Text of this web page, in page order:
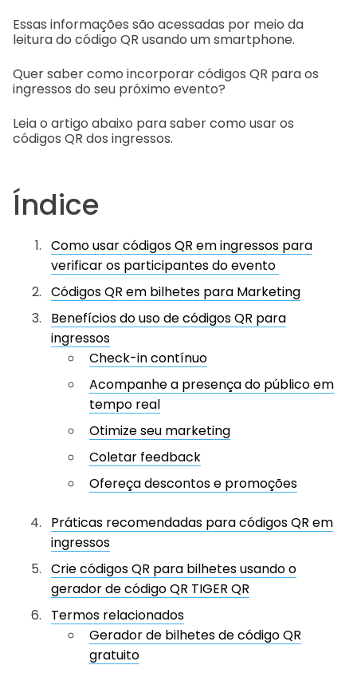
Essas informações são acessadas por meio da
leitura do código QR usando um smartphone.
Quer saber como incorporar códigos QR para os
ingressos do seu próximo evento?
Leia o artigo abaixo para saber como usar os
códigos QR dos ingressos.
Índice
Como usar códigos QR em ingressos para
verificar os participantes do evento
Códigos QR em bilhetes para Marketing
Benefícios do uso de códigos QR para
ingressos
Check-in contínuo
Acompanhe a presença do público em
tempo real
Otimize seu marketing
Coletar feedback
Ofereça descontos e promoções
Práticas recomendadas para códigos QR em
ingressos
Crie códigos QR para bilhetes usando o
gerador de código QR TIGER QR
Termos relacionados
Gerador de bilhetes de código QR
gratuito